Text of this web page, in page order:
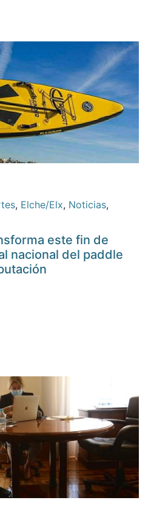
, Elche/Elx, Noticias,
este fin de
nacional del paddle